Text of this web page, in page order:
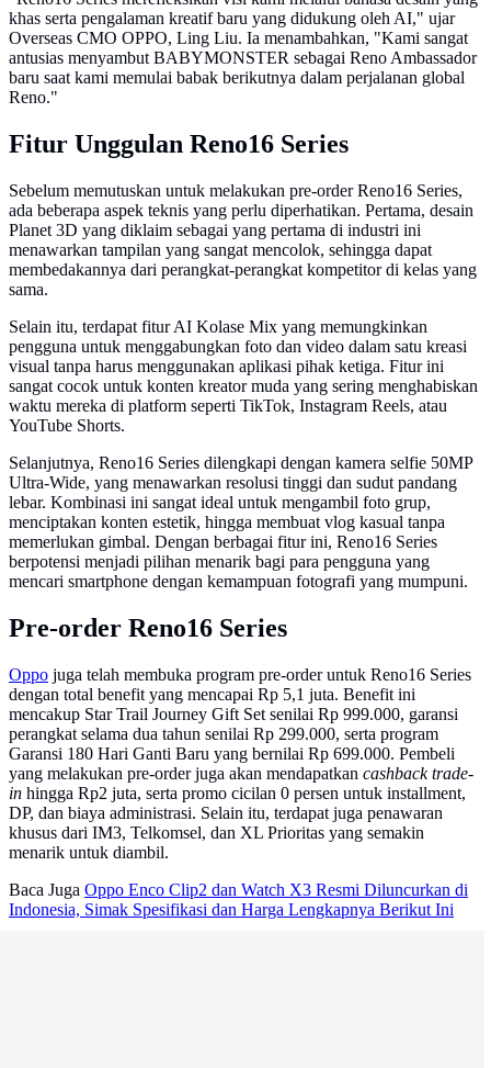
khas serta pengalaman kreatif baru yang didukung oleh AI," ujar
Overseas CMO OPPO, Ling Liu. Ia menambahkan, "Kami sangat
antusias menyambut BABYMONSTER sebagai Reno Ambassador
baru saat kami memulai babak berikutnya dalam perjalanan global
Reno."
Fitur Unggulan Reno16 Series
Sebelum memutuskan untuk melakukan pre-order Reno16 Series,
ada beberapa aspek teknis yang perlu diperhatikan. Pertama, desain
Planet 3D yang diklaim sebagai yang pertama di industri ini
menawarkan tampilan yang sangat mencolok, sehingga dapat
membedakannya dari perangkat-perangkat kompetitor di kelas yang
sama.
Selain itu, terdapat fitur AI Kolase Mix yang memungkinkan
pengguna untuk menggabungkan foto dan video dalam satu kreasi
visual tanpa harus menggunakan aplikasi pihak ketiga. Fitur ini
sangat cocok untuk konten kreator muda yang sering menghabiskan
waktu mereka di platform seperti TikTok, Instagram Reels, atau
YouTube Shorts.
Selanjutnya, Reno16 Series dilengkapi dengan kamera selfie 50MP
Ultra-Wide, yang menawarkan resolusi tinggi dan sudut pandang
lebar. Kombinasi ini sangat ideal untuk mengambil foto grup,
menciptakan konten estetik, hingga membuat vlog kasual tanpa
memerlukan gimbal. Dengan berbagai fitur ini, Reno16 Series
berpotensi menjadi pilihan menarik bagi para pengguna yang
mencari smartphone dengan kemampuan fotografi yang mumpuni.
Pre-order Reno16 Series
Oppo juga telah membuka program pre-order untuk Reno16 Series
dengan total benefit yang mencapai Rp 5,1 juta. Benefit ini
mencakup Star Trail Journey Gift Set senilai Rp 999.000, garansi
perangkat selama dua tahun senilai Rp 299.000, serta program
Garansi 180 Hari Ganti Baru yang bernilai Rp 699.000. Pembeli
yang melakukan pre-order juga akan mendapatkan cashback trade-
in hingga Rp2 juta, serta promo cicilan 0 persen untuk installment,
DP, dan biaya administrasi. Selain itu, terdapat juga penawaran
khusus dari IM3, Telkomsel, dan XL Prioritas yang semakin
menarik untuk diambil.
Baca Juga Oppo Enco Clip2 dan Watch X3 Resmi Diluncurkan di
Indonesia, Simak Spesifikasi dan Harga Lengkapnya Berikut Ini